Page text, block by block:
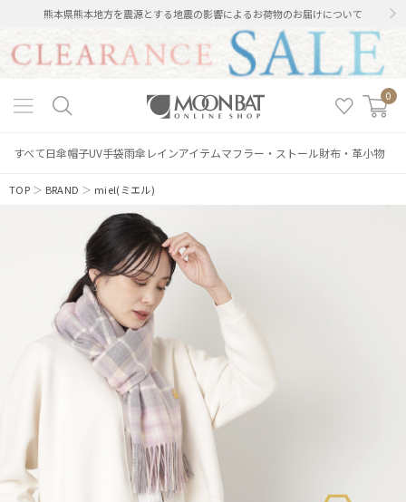
熊本県熊本地方を震源とする地震の影響によるお荷物のお届けについて
0
すべて日傘帽子UV手袋雨傘 レインアイテムマフラー・ストール財布・革小物
TOP ＞ BRAND ＞ miel(ミエル)